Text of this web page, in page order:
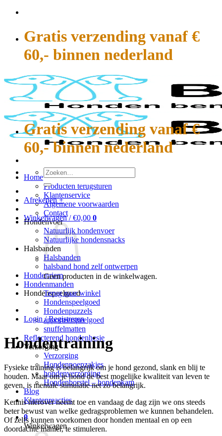
Gratis verzending vanaf €
60,- binnen nederland
Home
Producten terugsturen
Klantenservice
Algemene voorwaarden
Contact
Hondenvoer
Natuurlijk hondenvoer
Natuurlijke hondensnacks
Halsbanden
Halsbanden
halsband hond zelf ontwerpen
Hondenriem
Hondenmanden
Hondenspeelgoed
Hondenspeelgoed
Hondenpuzzels
apporteerspeelgoed
snuffelmatten
Reflecterend hondenhesje
Verzorging
Verzorging
Hondenpoepzakjes
hondenverzorging
Hondenborstel – hondenkam
Blog
Klantenreacties
0
Winkelwagen
Gratis verzending vanaf €
60,- binnen nederland
Zoeken
naar:
Afrekenen +
Winkelwagen /€0,00 0
Geen producten in de winkelwagen.
Terug naar winkel
Login / Registreren
Hondentraining
Fysieke training is belangrijk om je hond gezond, slank en blij te
houden. Maar om je hond de best mogelijke kwaliteit van leven te
geven, is mentale stimulatie net zo belangrijk.
Kennis hierover neemt toe en vandaag de dag zijn we ons steeds
beter bewust van welke gedragsproblemen we kunnen behandelen.
Of zelfs kunnen voorkomen door honden mentaal en op een
doordachte manier, te stimuleren.